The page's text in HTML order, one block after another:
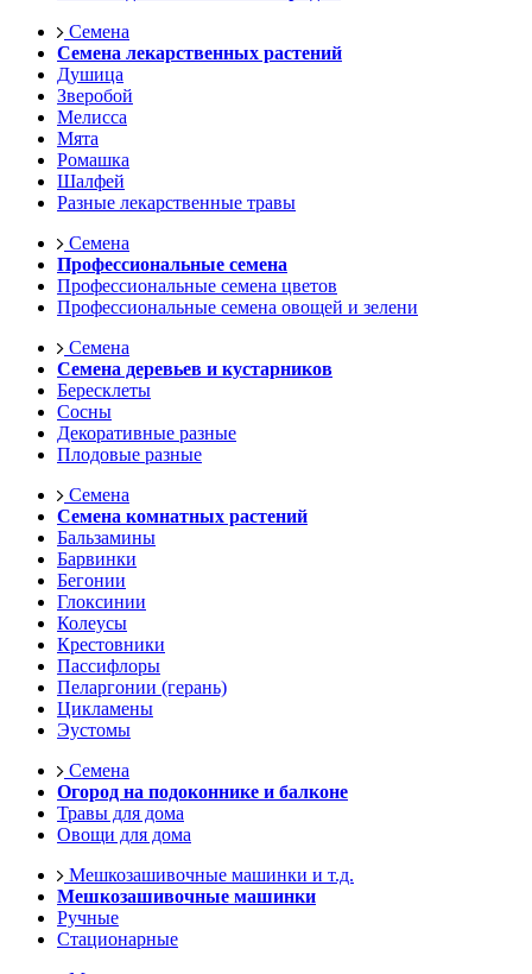
Семена
Семена лекарственных растений
Душица
Зверобой
Мелисса
Мята
Ромашка
Шалфей
Разные лекарственные травы
Семена
Профессиональные семена
Профессиональные семена цветов
Профессиональные семена овощей и зелени
Семена
Семена деревьев и кустарников
Бересклеты
Сосны
Декоративные разные
Плодовые разные
Семена
Семена комнатных растений
Бальзамины
Барвинки
Бегонии
Глоксинии
Колеусы
Крестовники
Пассифлоры
Пеларгонии (герань)
Цикламены
Эустомы
Семена
Огород на подоконнике и балконе
Травы для дома
Овощи для дома
Мешкозашивочные машинки и т.д.
Мешкозашивочные машинки
Ручные
Стационарные